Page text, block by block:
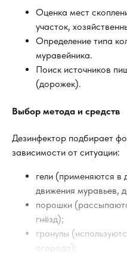
Оценка мест
участок,
Определение типа
муравейника.
Поиск источников
(дорожек).
Выбор метода и средств
Дезинфектор подбирает
зависимости от ситуации:
гели (применяются в
движения муравьев,
порошки
гнёзд);
гранулы
огорода);